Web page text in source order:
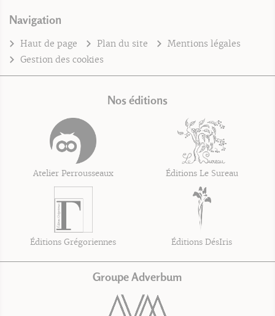
Navigation
Haut de page Plan du site
Mentions légales
Gestion des cookies
Nos éditions
Atelier Perrousseaux Éditions Le Sureau
Éditions Grégoriennes Éditions DésIris
Groupe Adverbum